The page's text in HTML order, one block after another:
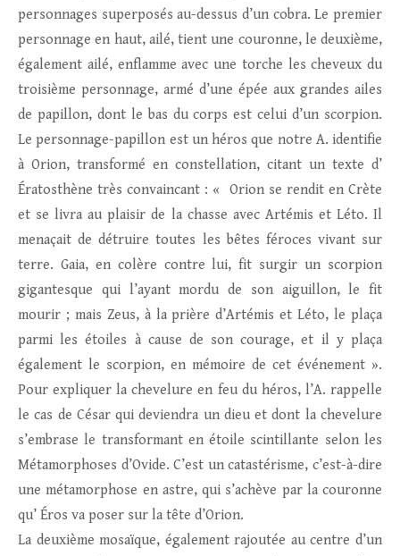
personnages superposés au-dessus d’un cobra. Le premier
personnage en haut, ailé, tient une couronne, le deuxième,
également ailé, enflamme avec une torche les cheveux du
troisième personnage, armé d’une épée aux grandes ailes
de papillon, dont le bas du corps est celui d’un scorpion.
Le personnage-papillon est un héros que notre A. identifie
à Orion, transformé en constellation, citant un texte d’
Ératosthène très convaincant : « Orion se rendit en Crète
et se livra au plaisir de la chasse avec Artémis et Léto. Il
menaçait de détruire toutes les bêtes féroces vivant sur
terre. Gaia, en colère contre lui, fit surgir un scorpion
gigantesque qui l’ayant mordu de son aiguillon, le fit
mourir ; mais Zeus, à la prière d’Artémis et Léto, le plaça
parmi les étoiles à cause de son courage, et il y plaça
également le scorpion, en mémoire de cet événement ».
Pour expliquer la chevelure en feu du héros, l’A. rappelle
le cas de César qui deviendra un dieu et dont la chevelure
s’embrase le transformant en étoile scintillante selon les
Métamorphoses d’Ovide. C’est un catastérisme, c’est-à-dire
une métamorphose en astre, qui s’achève par la couronne
qu’ Éros va poser sur la tête d’Orion.
La deuxième mosaïque, également rajoutée au centre d’un